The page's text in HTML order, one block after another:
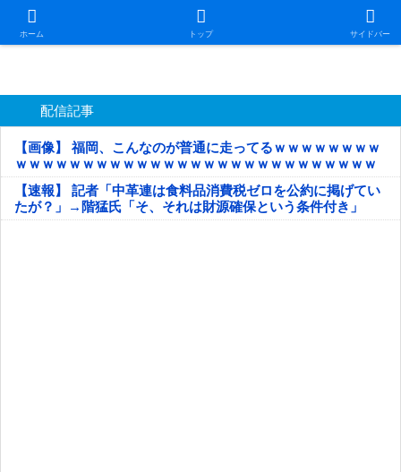
ホーム トップ サイドバー
日本第一！ニュース録
配信記事
【画像】 福岡、こんなのが普通に走ってるｗｗｗｗｗｗｗｗ
ｗｗｗｗｗｗｗｗｗｗｗｗｗｗｗｗｗｗｗｗｗｗｗｗｗｗｗ
ｗｗｗｗｗ
【速報】 記者「中革連は食料品消費税ゼロを公約に掲げてい
たが？」→階猛氏「そ、それは財源確保という条件付き」